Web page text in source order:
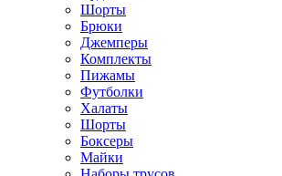
Шорты
Брюки
Джемперы
Комплекты
Пижамы
Футболки
Халаты
Шорты
Боксеры
Майки